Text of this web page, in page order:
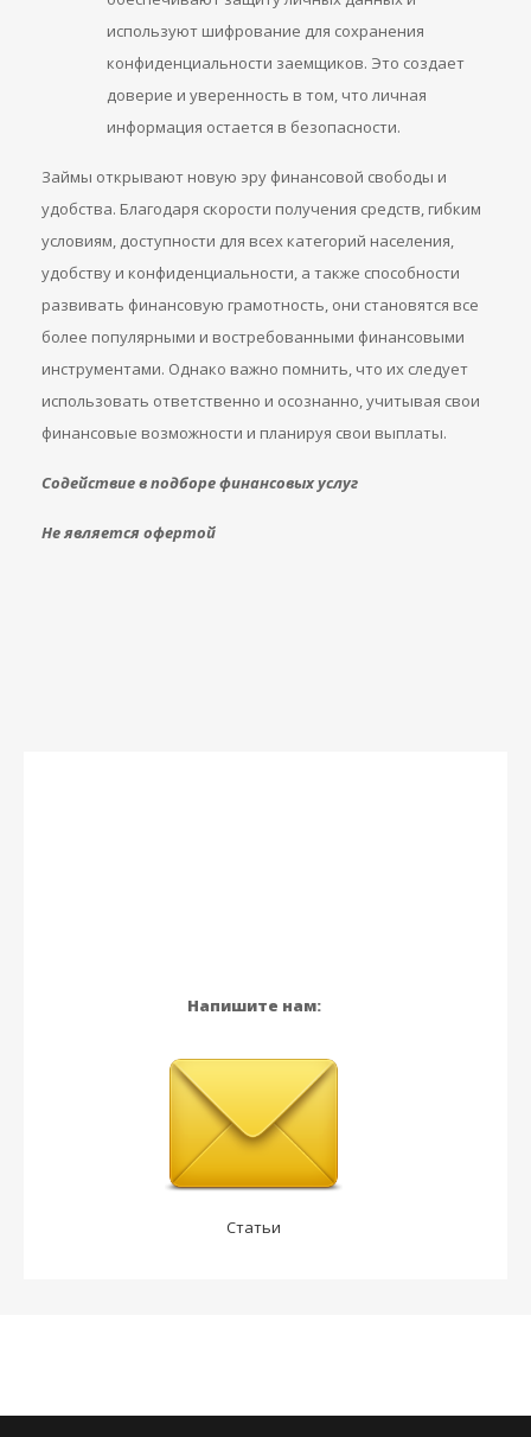
используют шифрование для сохранения
конфиденциальности заемщиков. Это создает
доверие и уверенность в том, что личная
информация остается в безопасности.
Займы открывают новую эру финансовой свободы и
удобства. Благодаря скорости получения средств, гибким
условиям, доступности для всех категорий населения,
удобству и конфиденциальности, а также способности
развивать финансовую грамотность, они становятся все
более популярными и востребованными финансовыми
инструментами. Однако важно помнить, что их следует
использовать ответственно и осознанно, учитывая свои
финансовые возможности и планируя свои выплаты.
Содействие в подборе финансовых услуг
Не является офертой
Напишите нам:
Статьи